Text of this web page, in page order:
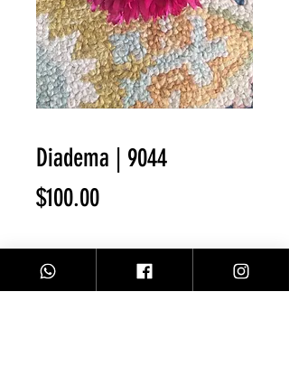
Diadema | 9044
$100.00Precio
Cantidad *